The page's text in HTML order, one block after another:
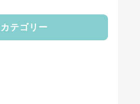
カテゴリー